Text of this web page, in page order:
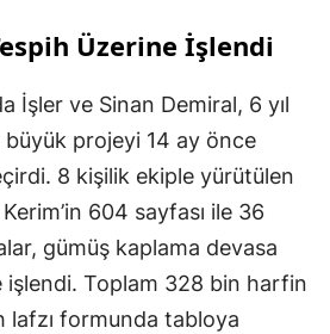
Üzerine İşlendi
İşler ve Sinan Demiral, 6 yıl
büyük projeyi 14 ay önce
8 kişilik ekiple yürütülen
Kerim’in 604 sayfası ile 36
gümüş kaplama devasa
işlendi. Toplam 328 bin harfin
lafzı formunda tabloya